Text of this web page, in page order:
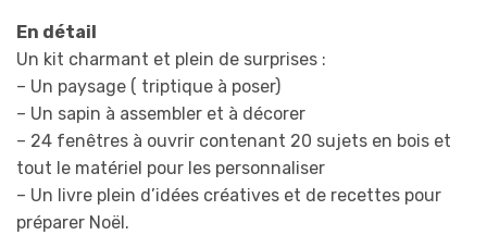
En détail
Un kit charmant et plein de surprises :
– Un paysage ( triptique à poser)
– Un sapin à assembler et à décorer
– 24 fenêtres à ouvrir contenant 20 sujets en bois et
tout le matériel pour les personnaliser
– Un livre plein d’idées créatives et de recettes pour
préparer Noël.